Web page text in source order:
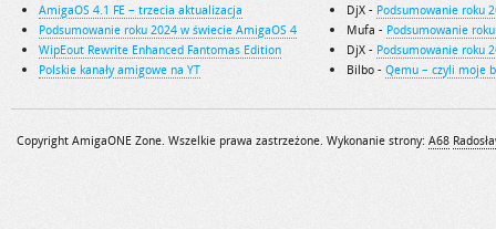
AmigaOS 4.1 FE – trzecia aktualizacja
Podsumowanie roku 2024 w świecie AmigaOS 4
WipEout Rewrite Enhanced Fantomas Edition
Polskie kanały amigowe na YT
DjX - Podsumowanie roku
Mufa - Podsumowanie
DjX - Podsumowanie roku
Bilbo - Qemu – czyli moje
Copyright AmigaONE Zone. Wszelkie prawa zastrzeżone. Wykonanie strony: A68